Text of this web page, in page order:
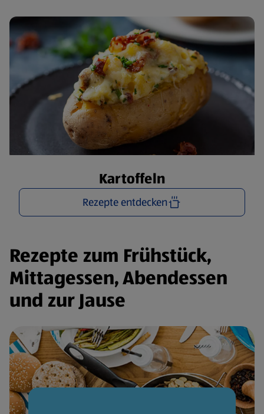
Kartoffeln
Rezepte entdecken
Rezepte zum Frühstück,
Mittagessen, Abendessen
und zur Jause